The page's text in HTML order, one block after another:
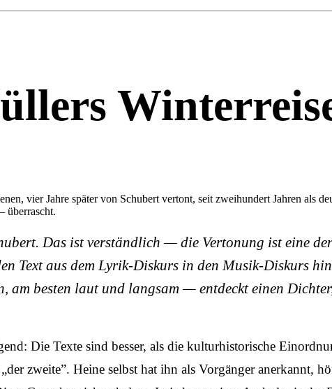
vier Jahre später von Schubert vertont, seit zweihundert Jahren als
überrascht.
Das ist verständlich — die Vertonung ist eine
Text aus dem Lyrik-Diskurs in den Musik-Diskurs
am besten laut und langsam — entdeckt einen
Die Texte sind besser, als die kulturhistorische
zweite”. Heine selbst hat ihn als Vorgänger anerkannt,